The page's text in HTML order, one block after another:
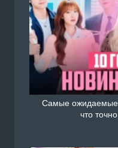
Самые ожидаемые
что